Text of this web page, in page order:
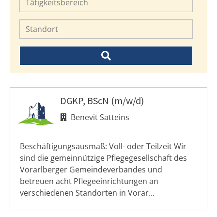
DGKP, BScN (m/w/d)
Benevit Satteins
Beschäftigungsausmaß: Voll- oder Teilzeit Wir
sind die gemeinnützige Pflegegesellschaft des
Vorarlberger Gemeindeverbandes und
betreuen acht Pflegeeinrichtungen an
verschiedenen Standorten in Vorar...